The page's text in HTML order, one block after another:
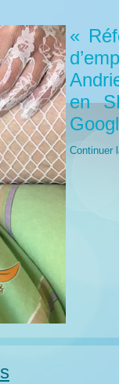
«
en
Continuer